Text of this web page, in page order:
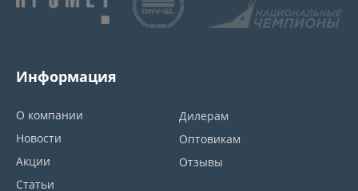
Информация
О компании
Новости
Акции
Статьи
Дилерам
Оптовикам
Отзывы